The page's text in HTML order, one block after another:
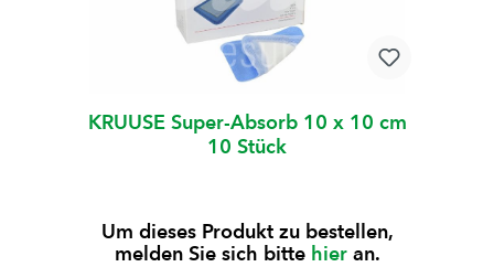
KRUUSE Super-Absorb 10 x 10 cm
10 Stück
Um dieses Produkt zu bestellen,
melden Sie sich bitte hieran.